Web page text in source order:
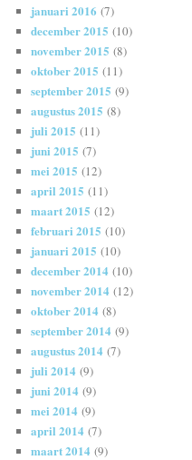
januari 2016 (7)
december 2015 (10)
november 2015 (8)
oktober 2015 (11)
september 2015 (9)
augustus 2015 (8)
juli 2015 (11)
juni 2015 (7)
mei 2015 (12)
april 2015 (11)
maart 2015 (12)
februari 2015 (10)
januari 2015 (10)
december 2014 (10)
november 2014 (12)
oktober 2014 (8)
september 2014 (9)
augustus 2014 (7)
juli 2014 (9)
juni 2014 (9)
mei 2014 (9)
april 2014 (7)
maart 2014 (9)